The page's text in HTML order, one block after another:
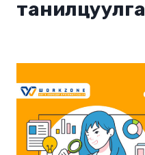
танилцуулга